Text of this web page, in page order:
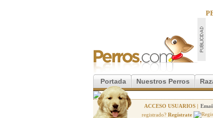
Portada Nuestros Perros
ACCESO USUARIOS |
registrado? Regístrate